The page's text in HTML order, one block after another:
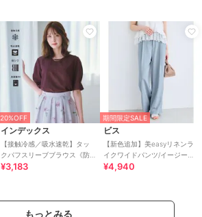
20%OFF
インデックス
【接触冷感／吸水速乾】タッ
クパフスリーブブラウス《防
シワ／洗濯機OK／XS～3L／
¥3,183
期間限定SALE
ビス
【新色追加】美easyリネンラ
イクワイドパンツ/イージーケ
ア・接触冷感・セットアップ
¥4,940
もっとみる